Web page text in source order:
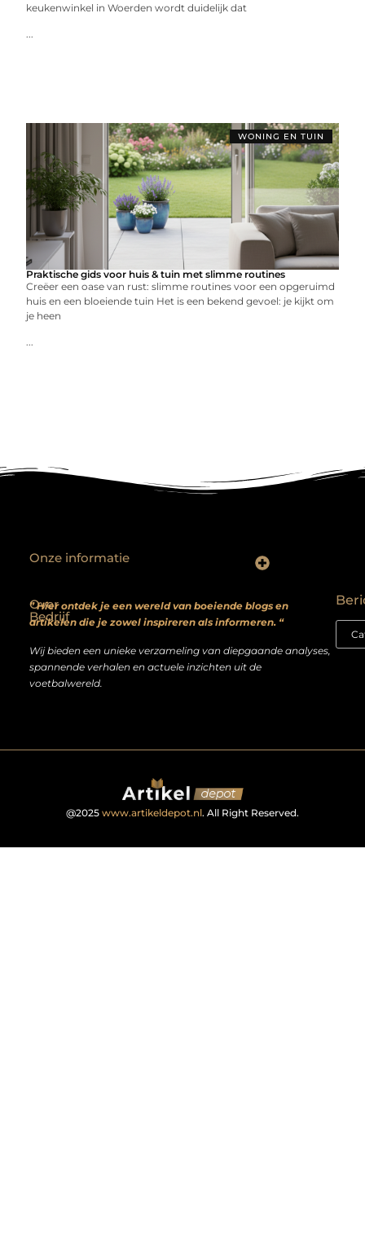
keukenwinkel in Woerden wordt duidelijk dat
...
WONING EN TUIN
Praktische gids voor huis & tuin met slimme routines
Creëer een oase van rust: slimme routines voor een opgeruimd
huis en een bloeiende tuin Het is een bekend gevoel: je kijkt om
je heen
...
Over
Bedrijf
” Hier ontdek je een wereld van boeiende blogs en
artikelen die je zowel inspireren als informeren. “
Wij bieden een unieke verzameling van diepgaande analyses,
spannende verhalen en actuele inzichten uit de
voetbalwereld.
Onze informatie
@2025 www.artikeldepot.nl. All Right Reserved.